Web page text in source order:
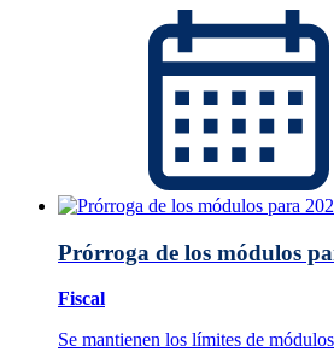
Prórroga de los módulos
Fiscal
Se mantienen los límites de